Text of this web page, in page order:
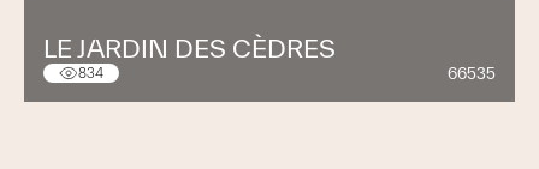
LE JARDIN DES CÈDRES
834 66535